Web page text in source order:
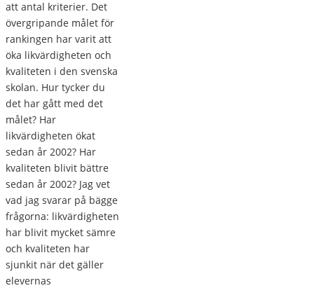
att antal kriterier. Det
övergripande målet för
rankingen har varit att
öka likvärdigheten och
kvaliteten i den svenska
skolan. Hur tycker du
det har gått med det
målet? Har
likvärdigheten ökat
sedan år 2002? Har
kvaliteten blivit bättre
sedan år 2002? Jag vet
vad jag svarar på bägge
frågorna: likvärdigheten
har blivit mycket sämre
och kvaliteten har
sjunkit när det gäller
elevernas